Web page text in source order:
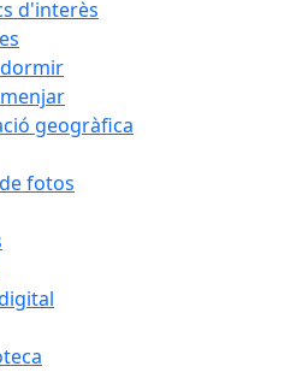
d'interès
geogràfica
fotos